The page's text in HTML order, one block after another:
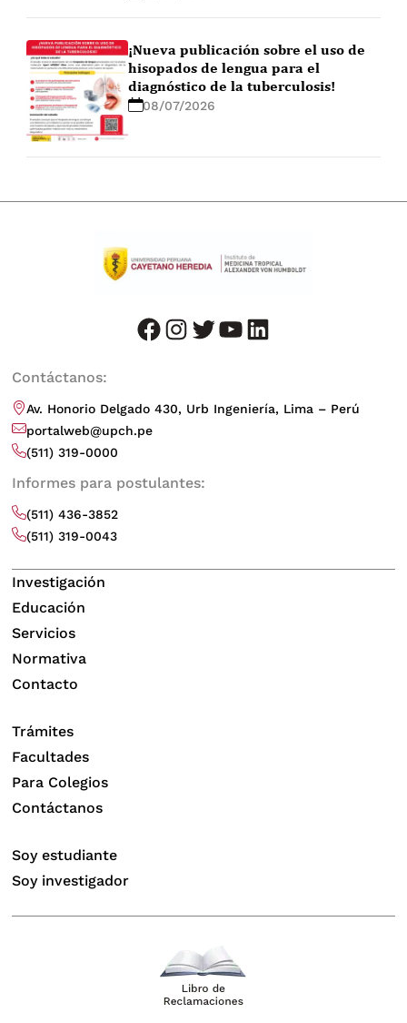
¡Nueva publicación sobre el uso de
hisopados de lengua para el
diagnóstico de la tuberculosis!
08/07/2026
facebook instagram twitter youtube LinkedIn
Contáctanos:
Av. Honorio Delgado 430, Urb Ingeniería, Lima – Perú
portalweb@upch.pe
(511) 319-0000
Informes para postulantes:
(511) 436-3852
(511) 319-0043
Investigación
Educación
Servicios
Normativa
Contacto
Trámites
Facultades
Para Colegios
Contáctanos
Soy estudiante
Soy investigador